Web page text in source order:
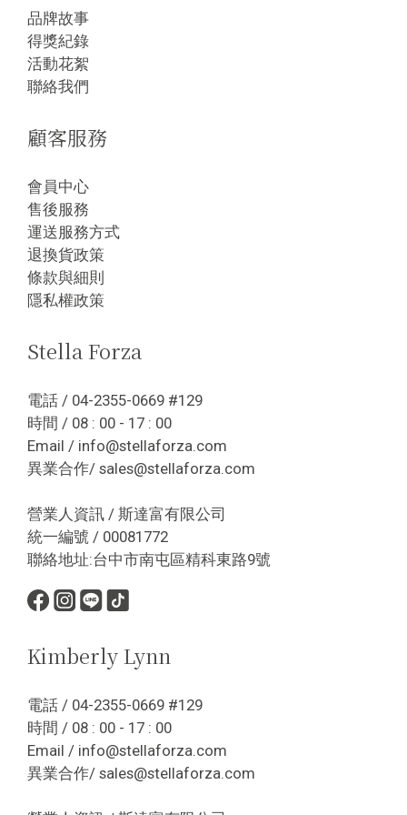
品牌故事
得獎紀錄
活動花絮
聯絡我們
顧客服務
會員中心
售後服務
運送服務方式
退換貨政策
條款與細則
隱私權政策
Stella Forza
電話 / 04-2355-0669 #129
時間 / 08 : 00 - 17 : 00
Email / info@stellaforza.com
異業合作/ sales@stellaforza.com
營業人資訊 / 斯達富有限公司
統一編號 / 00081772
聯絡地址:台中市南屯區精科東路9號
Kimberly Lynn
電話 / 04-2355-0669 #129
時間 / 08 : 00 - 17 : 00
Email / info@stellaforza.com
異業合作/ sales@stellaforza.com